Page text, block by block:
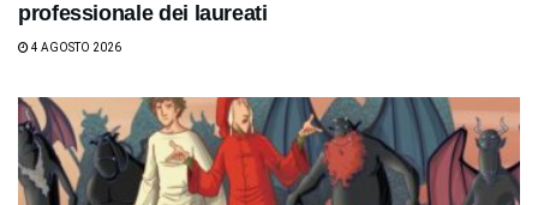
professionale dei laureati
4 AGOSTO 2026